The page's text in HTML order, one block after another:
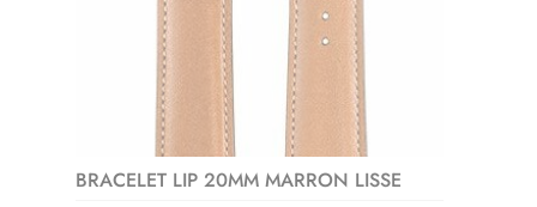
BRACELET LIP 20MM MARRON LISSE